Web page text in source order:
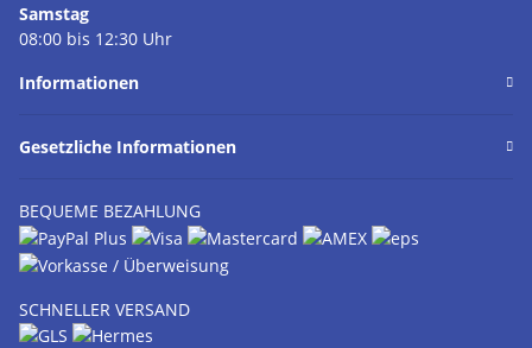
Samstag
08:00 bis 12:30 Uhr
Informationen
Gesetzliche Informationen
BEQUEME BEZAHLUNG
SCHNELLER VERSAND